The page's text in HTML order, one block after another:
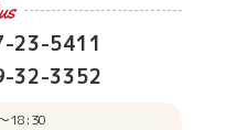
23-5411
32-3352
18:30